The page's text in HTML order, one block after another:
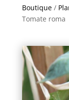
Boutique/
Tomate roma